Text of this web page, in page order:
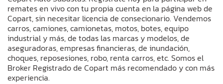
remates en vivo con tu propia cuenta en la página web de
Copart, sin necesitar licencia de consecionario. Vendemos
carros, camiones, camionetas, motos, botes, equipo
industrial y más, de todas las marcas y modelos, de
aseguradoras, empresas financieras, de inundación,
choques, reposesiones, robo, renta carros, etc. Somos el
Broker Registrado de Copart más recomendado y con más
experiencia.